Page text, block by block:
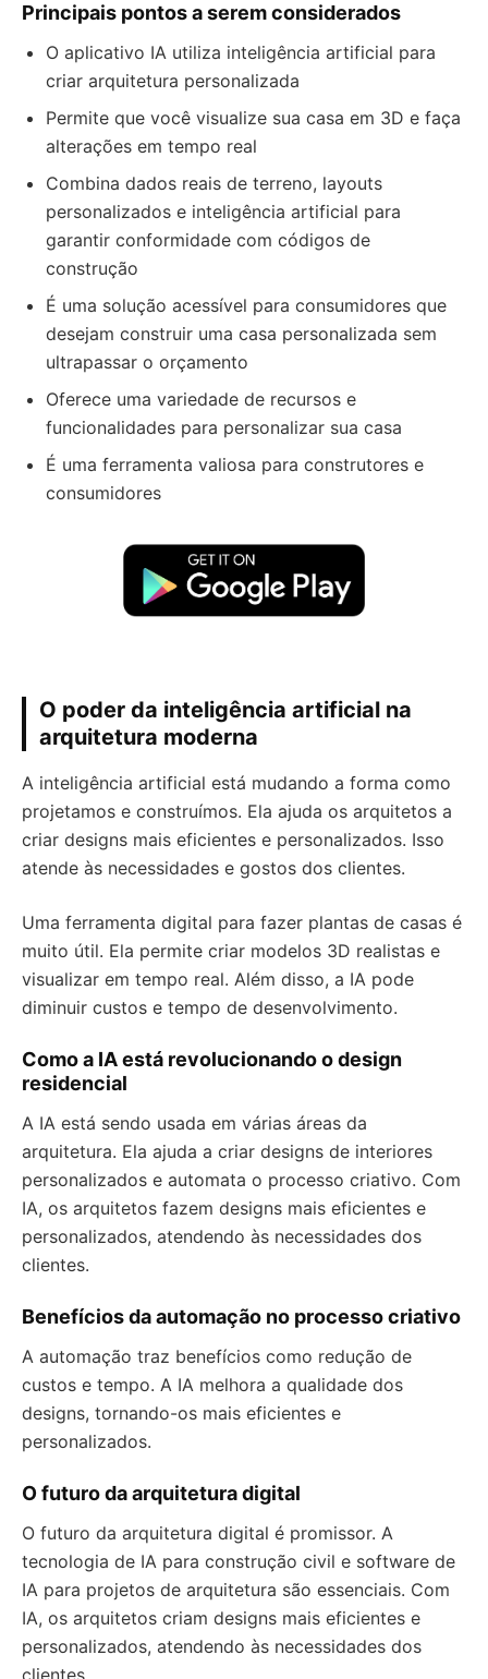
Principais pontos a serem considerados
O aplicativo IA utiliza inteligência artificial para
criar arquitetura personalizada
Permite que você visualize sua casa em 3D e faça
alterações em tempo real
Combina dados reais de terreno, layouts
personalizados e inteligência artificial para
garantir conformidade com códigos de
construção
É uma solução acessível para consumidores que
desejam construir uma casa personalizada sem
ultrapassar o orçamento
Oferece uma variedade de recursos e
funcionalidades para personalizar sua casa
É uma ferramenta valiosa para construtores e
consumidores
O poder da inteligência artificial na
arquitetura moderna
A inteligência artificial está mudando a forma como
projetamos e construímos. Ela ajuda os arquitetos a
criar designs mais eficientes e personalizados. Isso
atende às necessidades e gostos dos clientes.
Uma ferramenta digital para fazer plantas de casas é
muito útil. Ela permite criar modelos 3D realistas e
visualizar em tempo real. Além disso, a IA pode
diminuir custos e tempo de desenvolvimento.
Como a IA está revolucionando o design
residencial
A IA está sendo usada em várias áreas da
arquitetura. Ela ajuda a criar designs de interiores
personalizados e automata o processo criativo. Com
IA, os arquitetos fazem designs mais eficientes e
personalizados, atendendo às necessidades dos
clientes.
Benefícios da automação no processo criativo
A automação traz benefícios como redução de
custos e tempo. A IA melhora a qualidade dos
designs, tornando-os mais eficientes e
personalizados.
O futuro da arquitetura digital
O futuro da arquitetura digital é promissor. A
tecnologia de IA para construção civil e software de
IA para projetos de arquitetura são essenciais. Com
IA, os arquitetos criam designs mais eficientes e
personalizados, atendendo às necessidades dos
clientes.